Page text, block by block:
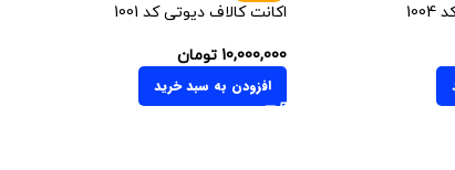
اکانت کالاف دیوتی کد 1001
10,000,000 تومان
افزودن به سبد خرید